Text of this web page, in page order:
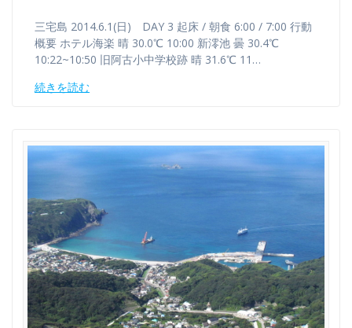
三宅島 2014.6.1(日) DAY 3 起床 / 朝食 6:00 / 7:00 行動
概要 ホテル海楽 晴 30.0℃ 10:00 新澪池 曇 30.4℃
10:22~10:50 旧阿古小中学校跡 晴 31.6℃ 11…
続きを読む